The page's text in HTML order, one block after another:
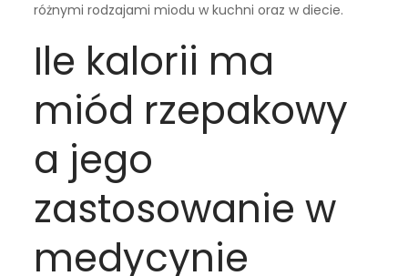
różnymi rodzajami miodu w kuchni oraz w diecie.
Ile kalorii ma
miód rzepakowy
a jego
zastosowanie w
medycynie